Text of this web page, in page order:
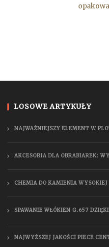
LOSOWE ARTYKUŁY
NAJWAŻNIEJSZY ELEMENT W
AKCESORIA DLA OBRABIAREK:
CHEMIA DO KAMIENIA WYSOKIEJ
SPAWANIE WŁÓKIEN G.657
NAJWYŻSZEJ JAKOŚCI PIECE